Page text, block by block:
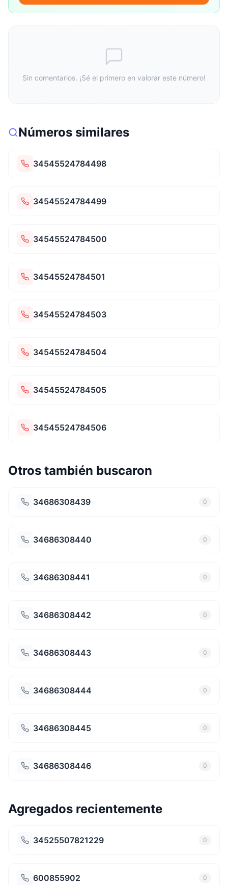
Sin comentarios. ¡Sé el primero en valorar este número!
Números similares
34545524784498
34545524784499
34545524784500
34545524784501
34545524784503
34545524784504
34545524784505
34545524784506
Otros también buscaron
34686308439 0
34686308440 0
34686308441 0
34686308442 0
34686308443 0
34686308444 0
34686308445 0
34686308446 0
Agregados recientemente
34525507821229 0
600855902 0